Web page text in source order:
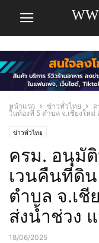
หน้าแรก ข่าวทั่วไทย
ในท้องที่ 5 ตำบล จ.เชียงใหม่
ข่าวทั่วไทย
ครม. อนุมั
เวนคืนที่ดิ
ตำบล จ.เชี
ส่งน้ำช่วง
18/06/2025